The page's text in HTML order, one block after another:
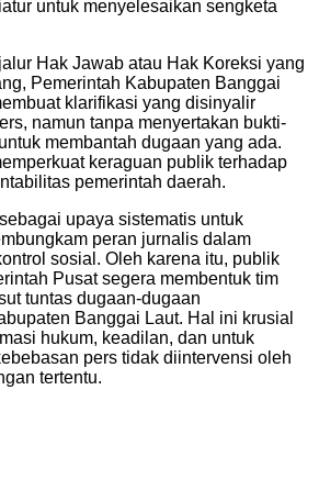
untuk menyelesaikan sengketa
Hak Jawab atau Hak Koreksi yang
Pemerintah Kabupaten Banggai
klarifikasi yang disinyalir
namun tanpa menyertakan bukti-
membantah dugaan yang ada.
keraguan publik terhadap
pemerintah daerah.
upaya sistematis untuk
peran jurnalis dalam
sosial. Oleh karena itu, publik
Pusat segera membentuk tim
tuntas dugaan-dugaan
Banggai Laut. Hal ini krusial
hukum, keadilan, dan untuk
pers tidak diintervensi oleh
tertentu.